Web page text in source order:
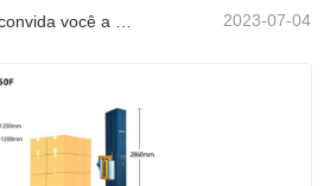
A Sinolion Machinery convida você a visitar a exposição[ProPak(China) 2023-07-04